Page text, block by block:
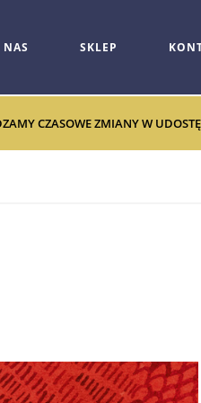
NAS SKLEP
CZASOWE ZMIANY W